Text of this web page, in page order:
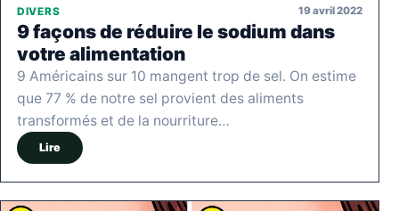
DIVERS 19 avril 2022
9 façons de réduire le sodium dans
votre alimentation
9 Américains sur 10 mangent trop de sel. On estime
que 77 % de notre sel provient des aliments
transformés et de la nourriture…
Lire